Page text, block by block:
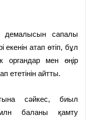
демалысын сапалы
екенін атап өтіп, бұл
органдар мен өңір
ететінін айтты.
сәйкес, биыл
баланы қамту